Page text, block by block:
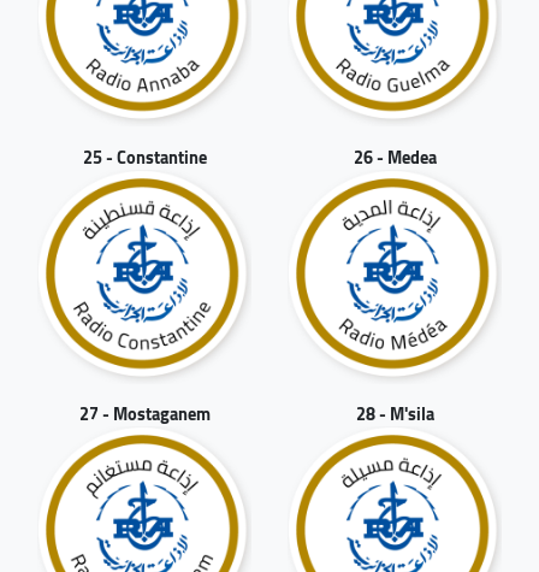
25 - Constantine 26 - Medea
27 - Mostaganem 28 - M'sila